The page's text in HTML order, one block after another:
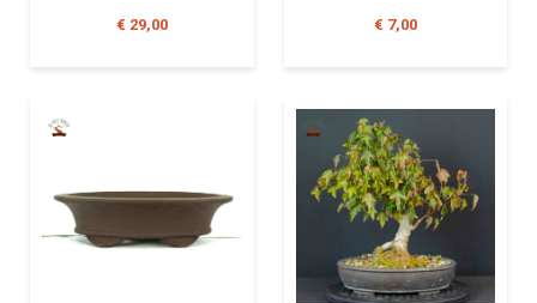
€ 29,00 € 7,00